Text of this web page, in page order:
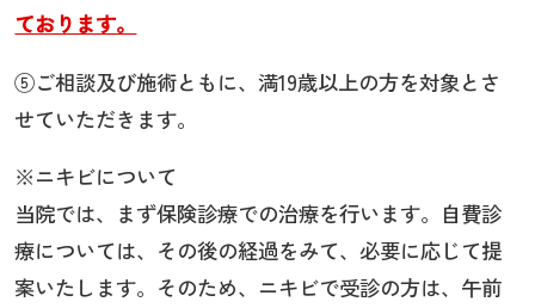
ております。
⑤ご相談及び施術ともに、満19歳以上の方を対象とさ
せていただきます。
※ニキビについて
当院では、まず保険診療での治療を行います。自費診
療については、その後の経過をみて、必要に応じて提
案いたします。そのため、ニキビで受診の方は、午前